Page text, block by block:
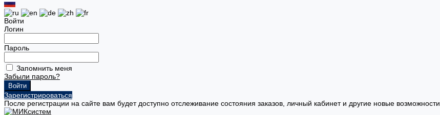
Войти
Логин
Пароль
Запомнить меня
Забыли пароль?
Зарегистрироваться
После регистрации на сайте вам будет доступно отслеживание состояния заказов, личный кабинет и другие новые возможности